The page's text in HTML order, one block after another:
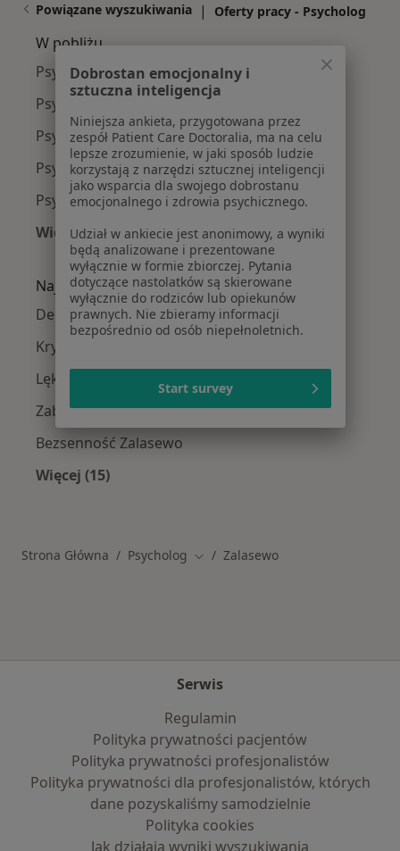
Powiązane wyszukiwania | Oferty pracy - Psycholog
W pobliżu
Psycholodzy w Poznaniu
Psycholodzy w Gnieznie
Psycholodzy w Wrześni
Psycholodzy w Swarzędzu
Psycholodzy w Środzie Wielkopolskiej
Więcej (14)
Więcej w kategorii: W pobliżu
Najczęstsze schorzenia
Depresja Zalasewo
Kryzys emocjonalny Zalasewo
Lęki Zalasewo
Zaburzenia emocjonalne Zalasewo
Bezsenność Zalasewo
Więcej (15)
Strona Główna Psycholog Zmień miasto
Zalasewo
Serwis
Regulamin
Polityka prywatności pacjentów
Polityka prywatności profesjonalistów
Polityka prywatności dla profesjonalistów, których
dane pozyskaliśmy samodzielnie
Polityka cookies
Jak działają wyniki wyszukiwania
Dobrostan emocjonalny i
sztuczna inteligencja
Niniejsza ankieta, przygotowana przez
zespół Patient Care Doctoralia, ma na celu
lepsze zrozumienie, w jaki sposób ludzie
korzystają z narzędzi sztucznej inteligencji
jako wsparcia dla swojego dobrostanu
emocjonalnego i zdrowia psychicznego.
Udział w ankiecie jest anonimowy, a wyniki
będą analizowane i prezentowane
wyłącznie w formie zbiorczej. Pytania
dotyczące nastolatków są skierowane
wyłącznie do rodziców lub opiekunów
prawnych. Nie zbieramy informacji
bezpośrednio od osób niepełnoletnich.
Start survey